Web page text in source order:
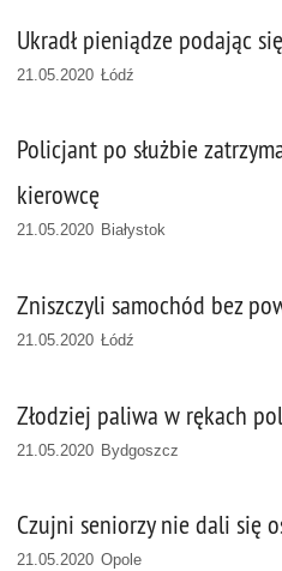
Ukradł pieniądze podając
21.05.2020 Łódź
Policjant po służbie
kierowcę
21.05.2020 Białystok
Zniszczyli samochód bez
21.05.2020 Łódź
Złodziej paliwa w rękach
21.05.2020 Bydgoszcz
Czujni seniorzy nie dali się
21.05.2020 Opole